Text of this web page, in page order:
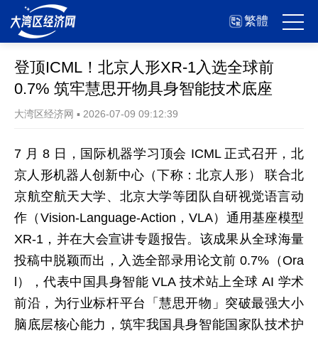
繁體
登顶ICML！北京人形XR-1入选全球前
0.7% 筑牢慧思开物具身智能技术底座
大湾区经济网 ▪ 2026-07-09 09:12:39
7 月 8 日，国际机器学习顶会 ICML 正式召开，北
京人形机器人创新中心（下称：北京人形） 联合北
京航空航天大学、北京大学等团队自研视觉语言动
作（Vision-Language-Action，VLA）通用基座模型
XR-1，并在大会宣讲专题报告。该成果从全球海量
投稿中脱颖而出，入选全部录用论文前 0.7%（Ora
l），代表中国具身智能 VLA 技术站上全球 AI 学术
前沿，为行业标杆平台「慧思开物」突破最强大小
脑底层核心能力，筑牢我国具身智能国家队技术护